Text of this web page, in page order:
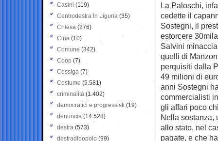
La Paloschi,
cedette il
Sostegni, il
estorcere
Salvini
quelli di
perquisiti dalla
49 milioni di
anni Sostegni
commercialisti
gli affari poco
Nella sostanza,
allo stato, nel
pagate, e che
Casini (119)
Centrodestra in Liguria (35)
Chiesa (276)
Cina (10)
Comune (342)
Coop (7)
Cossiga (7)
Costume (5.581)
criminalità (1.402)
democratici e progressisti (19)
denuncia (14.528)
destra (573)
destradipopolo (99)